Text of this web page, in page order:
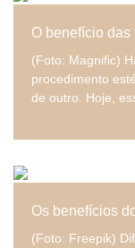
O benefício
(Foto: Magnific)
procedimento
de outro. Hoje,
Os benefícios
(Foto: Freepik)